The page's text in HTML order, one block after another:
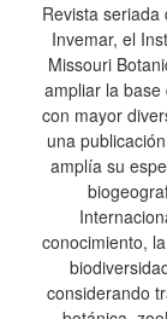
Revista
Invemar, el
Missouri
ampliar la
con mayor
una
amplía su
conocimiento,
considerando